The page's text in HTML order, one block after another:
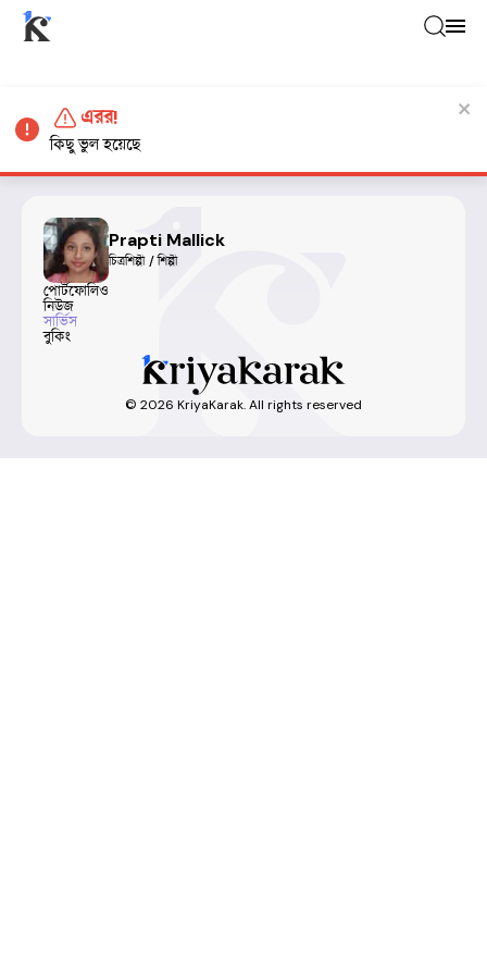
Prapti Mallick
চিত্রশিল্পী / শিল্পী
পোর্টফোলিও
নিউজ
সার্ভিস
বুকিং
© 2026 KriyaKarak. All rights reserved
এরর!
কিছু ভুল হয়েছে